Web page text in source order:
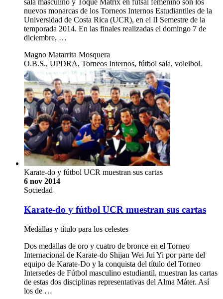
sala masculino y Toque Matrix en futsal femenino son los
nuevos monarcas de los Torneos Internos Estudiantiles de la
Universidad de Costa Rica (UCR), en el II Semestre de la
temporada 2014. En las finales realizadas el domingo 7 de
diciembre, …
Magno Matarrita Mosquera
O.B.S., UPDRA, Torneos Internos, fútbol sala, voleibol.
Karate-do y fútbol UCR muestran sus cartas
6 nov 2014
Sociedad
Karate-do y fútbol UCR muestran sus cartas
Medallas y título para los celestes
Dos medallas de oro y cuatro de bronce en el Torneo
Internacional de Karate-do Shijan Wei Jui Yi por parte del
equipo de Karate-Do y la conquista del título del Torneo
Intersedes de Fútbol masculino estudiantil, muestran las cartas
de estas dos disciplinas representativas del Alma Máter. Así
los de …